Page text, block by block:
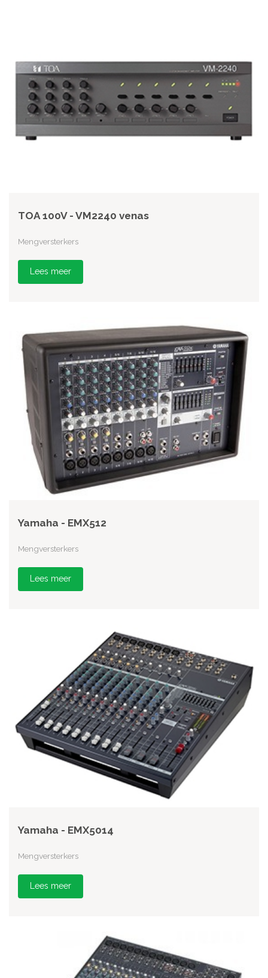
TOA 100V - VM2240 venas
Mengversterkers
Lees meer
Yamaha - EMX512
Mengversterkers
Lees meer
Yamaha - EMX5014
Mengversterkers
Lees meer